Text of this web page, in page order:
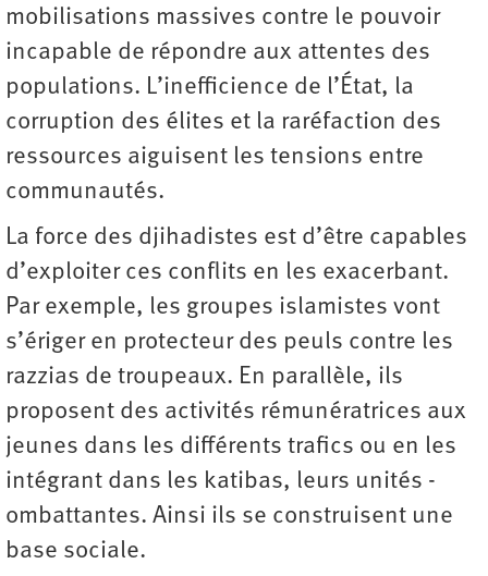
mobilisations massives contre le pouvoir
incapable de répondre aux attentes des
populations. L’inefficience de l’État, la
corruption des élites et la raréfaction des
ressources aiguisent les tensions entre
communautés.
La force des djihadistes est d’être capables
d’exploiter ces conflits en les exacerbant.
Par exemple, les groupes islamistes vont
s’ériger en protecteur des peuls contre les
razzias de troupeaux. En parallèle, ils
proposent des activités rémunératrices aux
jeunes dans les différents trafics ou en les
intégrant dans les katibas, leurs unités ­
ombattantes. Ainsi ils se construisent une
base sociale.